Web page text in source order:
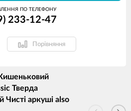
ПО ТЕЛЕФОНУ
233-12-47
Порівняння
Тверда
Чисті аркуші also